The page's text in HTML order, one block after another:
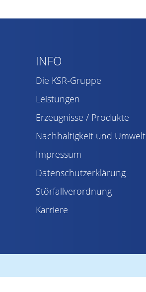
INFO
Die KSR-Gruppe
Leistungen
Erzeugnisse / Produkte
Nachhaltigkeit und Umwelt
Impressum
Datenschutzerklärung
Störfallverordnung
Karriere